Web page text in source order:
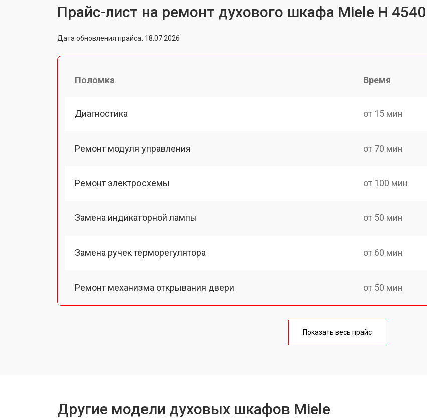
Прайс-лист на ремонт духового шкафа Miele H 4540
Дата обновления прайса: 18.07.2026
Поломка Время
Диагностика от 15 мин
Ремонт модуля управления от 70 мин
Ремонт электросхемы от 100 мин
Замена индикаторной лампы от 50 мин
Замена ручек терморегулятора от 60 мин
Ремонт механизма открывания двери от 50 мин
от 90 мин
Показать весь прайс
Другие модели духовых шкафов Miele